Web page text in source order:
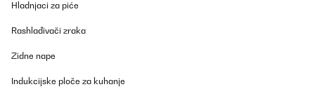
bello, compatto buona fattura.
Utente Amazon
Hladnjaci za piće
Rashlađivači zraka
Zidne nape
Indukcijske ploče za kuhanje